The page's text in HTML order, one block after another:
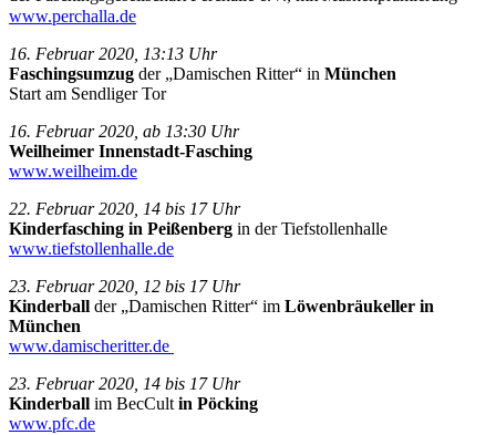
www.perchalla.de
16. Februar 2020, 13:13 Uhr
Faschingsumzug der „Damischen Ritter“ in München
Start am Sendliger Tor
16. Februar 2020, ab 13:30 Uhr
Weilheimer Innenstadt-Fasching
www.weilheim.de
22. Februar 2020, 14 bis 17 Uhr
Kinderfasching in Peißenberg in der Tiefstollenhalle
www.tiefstollenhalle.de
23. Februar 2020, 12 bis 17 Uhr
Kinderball der „Damischen Ritter“ im Löwenbräukeller in
München
www.damischeritter.de
23. Februar 2020, 14 bis 17 Uhr
Kinderball im BecCult in Pöcking
www.pfc.de